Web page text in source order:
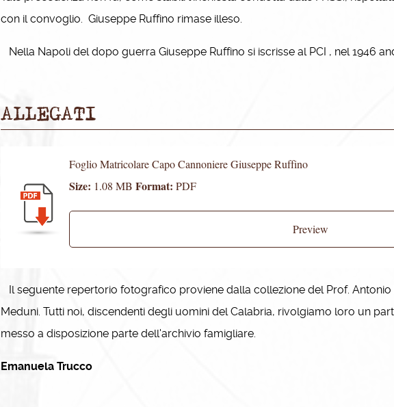
con il convoglio. Giuseppe Ruffino rimase illeso.
Nella Napoli del dopo guerra Giuseppe Ruffino si iscrisse al PCI , nel 1946
ALLEGATI
Foglio Matricolare Capo Cannoniere Giuseppe Ruffino
Size: 1.08 MB Format: PDF
Preview
Il seguente repertorio fotografico proviene dalla collezione del Prof.
Meduni. Tutti noi, discendenti degli uomini del Calabria, rivolgiamo loro un
messo a disposizione parte dell'archivio famigliare.
Emanuela Trucco